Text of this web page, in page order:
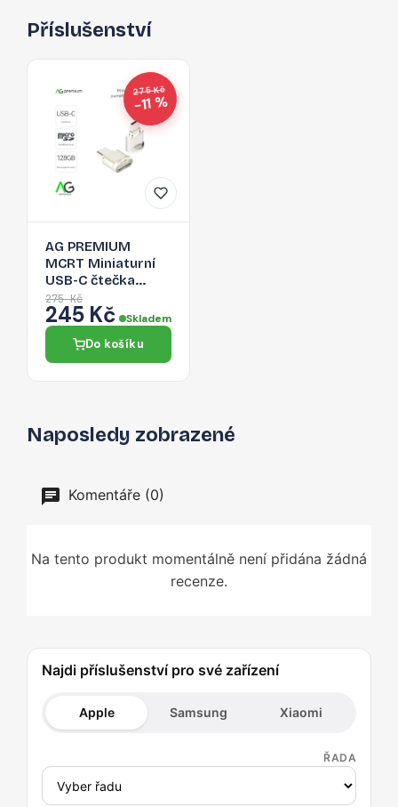
Příslušenství
275 Kč
−11 %
AG PREMIUM
MCRT Miniaturní
USB-C čtečka
Micro SD karet,
zlatá
275 Kč
245 Kč Skladem
Do košíku
Naposledy zobrazené
Komentáře (0)
Na tento produkt momentálně není přidána žádná
recenze.
Najdi příslušenství pro své zařízení
Apple Samsung Xiaomi
ŘADA